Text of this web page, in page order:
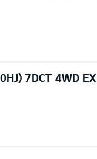
7DCT 4WD